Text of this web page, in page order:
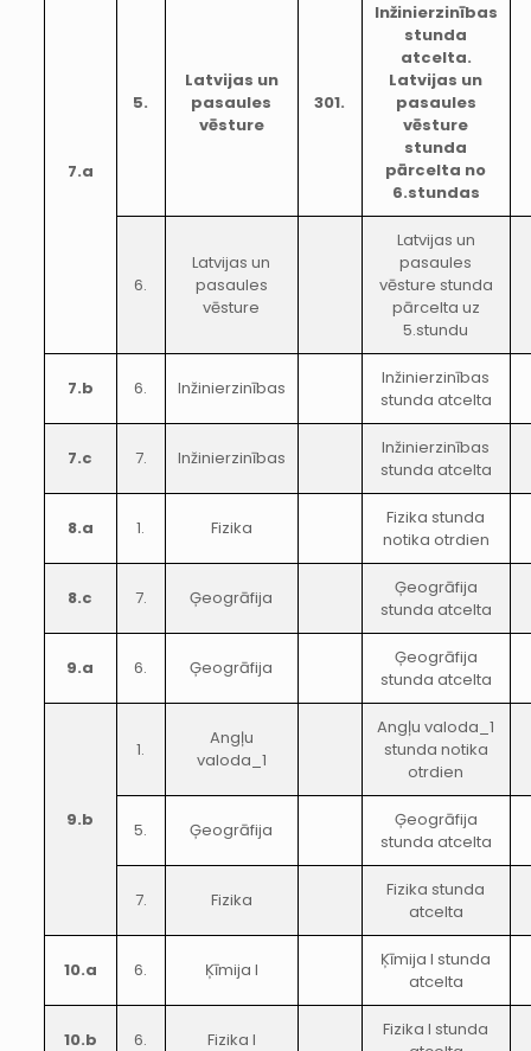
7.a
5.
Latvijas un
pasaules
vēsture
301.
Inžinierzinības
stunda
atcelta.
Latvijas un
pasaules
vēsture
stunda
pārcelta no
6.stundas
6.
Latvijas un
pasaules
vēsture
Latvijas un
pasaules
vēsture stunda
pārcelta uz
5.stundu
7.b 6. Inžinierzinības
Inžinierzinības
stunda atcelta
7.c 7. Inžinierzinības
Inžinierzinības
stunda atcelta
8.a 1. Fizika
Fizika stunda
notika otrdien
8.c 7. Ģeogrāfija
Ģeogrāfija
stunda atcelta
9.a 6. Ģeogrāfija
Ģeogrāfija
stunda atcelta
9.b
1.
Angļu
valoda_1
Angļu valoda_1
stunda notika
otrdien
5. Ģeogrāfija
Ģeogrāfija
stunda atcelta
7. Fizika
Fizika stunda
atcelta
10.a 6. Ķīmija I
Ķīmija I stunda
atcelta
10.b 6. Fizika I
Fizika I stunda